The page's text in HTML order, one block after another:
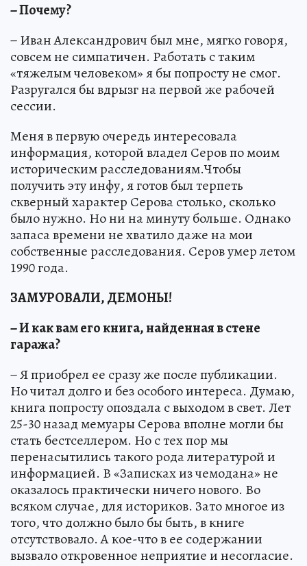
− Почему?
− Иван Александрович был мне, мягко говоря,
совсем не симпатичен. Работать с таким
«тяжелым человеком» я бы попросту не смог.
Разругался бы вдрызг на первой же рабочей
сессии.
Меня в первую очередь интересовала
информация, которой владел Серов по моим
историческим расследованиям.Чтобы
получить эту инфу, я готов был терпеть
скверный характер Серова столько, сколько
было нужно. Но ни на минуту больше. Однако
запаса времени не хватило даже на мои
собственные расследования. Серов умер летом
1990 года.
ЗАМУРОВАЛИ, ДЕМОНЫ!
− И как вам его книга, найденная в стене
гаража?
− Я приобрел ее сразу же после публикации.
Но читал долго и без особого интереса. Думаю,
книга попросту опоздала с выходом в свет. Лет
25-30 назад мемуары Серова вполне могли бы
стать бестселлером. Но с тех пор мы
перенасытились такого рода литературой и
информацией. В «Записках из чемодана» не
оказалось практически ничего нового. Во
всяком случае, для историков. Зато многое из
того, что должно было бы быть, в книге
отсутствовало. А кое-что в ее содержании
вызвало откровенное неприятие и несогласие.